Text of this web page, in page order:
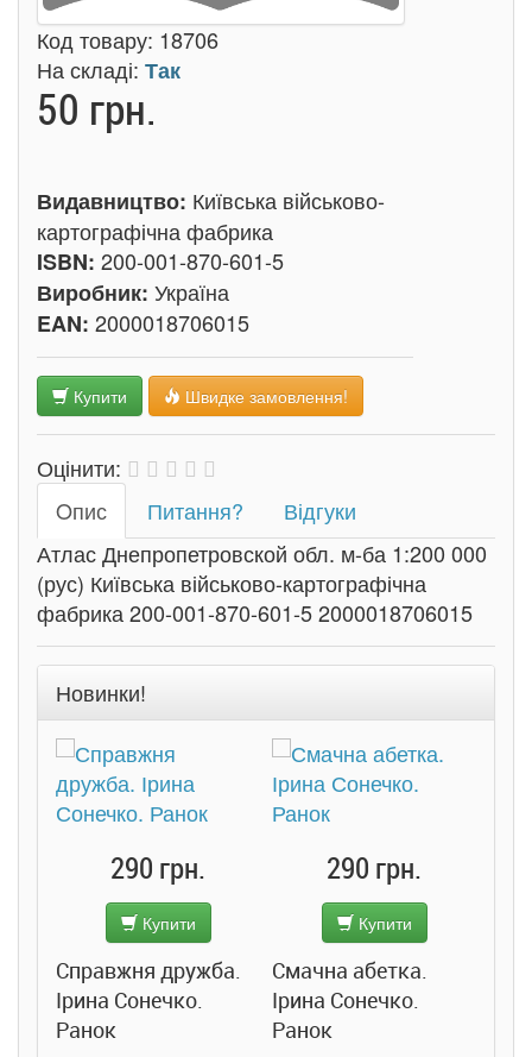
Код товару: 18706
На складі: Так
50 грн.
Видавництво: Київська військово-
картографічна фабрика
ISBN: 200-001-870-601-5
Виробник: Україна
EAN: 2000018706015
Купити Швидке замовлення!
Оцінити:
Oпис
Питання?
Відгуки
Атлас Днепропетровской обл. м-ба 1:200 000
(рус) Київська військово-картографічна
фабрика 200-001-870-601-5 2000018706015
Новинки!
290 грн.
Купити
Справжня дружба.
Ірина Сонечко.
Ранок
290 грн.
Купити
Смачна абетка.
Ірина Сонечко.
Ранок